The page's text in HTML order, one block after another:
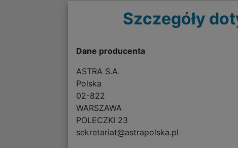
Szczegóły
Dane producenta
ASTRA S.A.
Polska
02-822
WARSZAWA
POLECZKI 23
sekretariat@astrapolska.pl